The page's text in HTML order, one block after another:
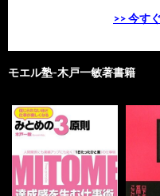
>> 今す
モエル塾-木戸一敏著書籍